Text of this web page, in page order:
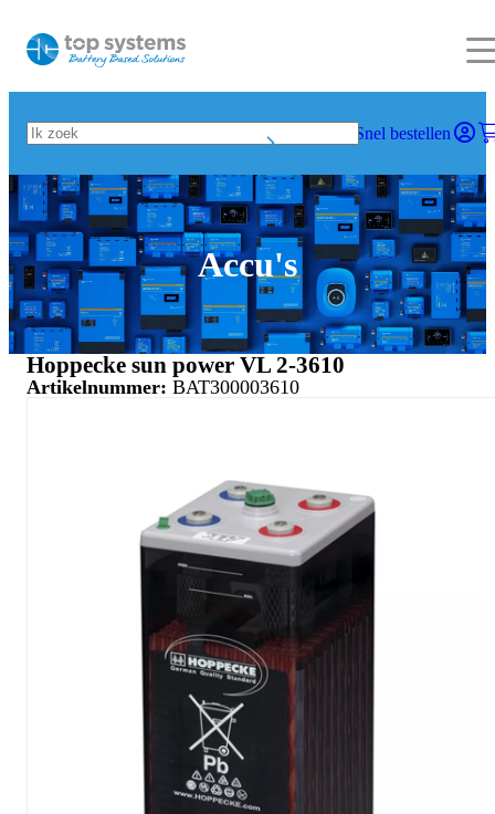
Snel bestellen
Accu's
Hoppecke sun power VL 2-3610
Artikelnummer: BAT300003610